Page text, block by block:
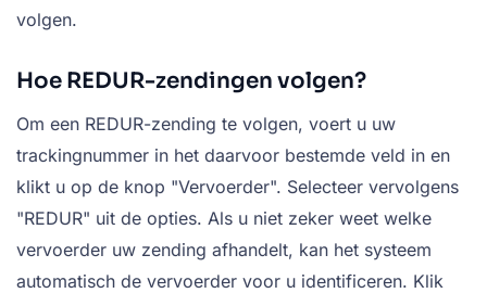
volgen.
Hoe REDUR-zendingen volgen?
Om een REDUR-zending te volgen, voert u uw
trackingnummer in het daarvoor bestemde veld in en
klikt u op de knop "Vervoerder". Selecteer vervolgens
"REDUR" uit de opties. Als u niet zeker weet welke
vervoerder uw zending afhandelt, kan het systeem
automatisch de vervoerder voor u identificeren. Klik